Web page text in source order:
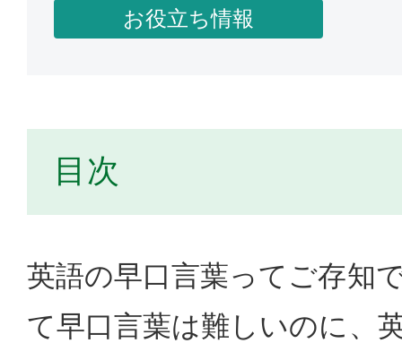
お役立ち情報
目次
英語の早口言葉ってご存知
て早口言葉は難しいのに、